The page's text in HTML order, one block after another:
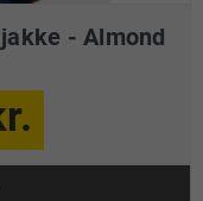
- Almond